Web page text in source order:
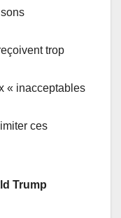
trop
« inacceptables
ces
Trump